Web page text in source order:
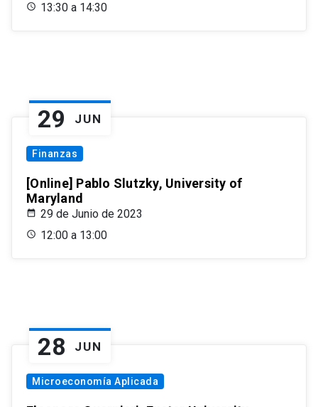
13:30 a 14:30
29 JUN
Finanzas
[Online] Pablo Slutzky, University of
Maryland
29 de Junio de 2023
12:00 a 13:00
28 JUN
Microeconomía Aplicada